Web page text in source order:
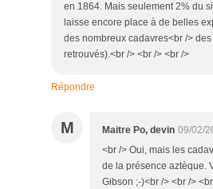
en 1864. Mais seulement 2% du
laisse encore place à de belles
des nombreux cadavres<br />
retrouvés).<br /> <br /> <br />
Répondre
M Maitre Po, devin 09/02/
<br /> Oui, mais les
de la présence aztèque.
Gibson ;-)<br /> <br />